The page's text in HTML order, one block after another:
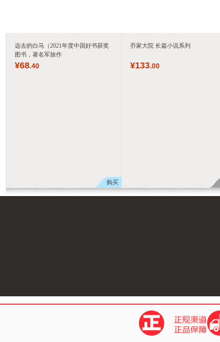
远去的白马（2021年度中国好书获奖
图书，著名军旅作
¥68.40
购买
乔家大院 长篇小说系列
¥133.00